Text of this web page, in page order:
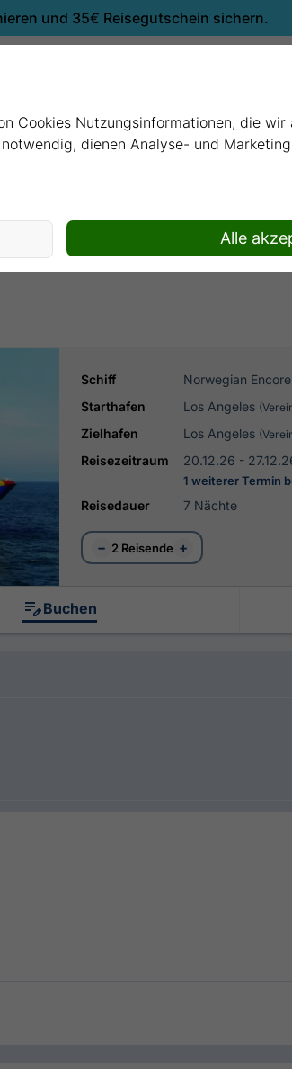
und 35€ Reisegutschein sichern.
mit Norwegian Encore
Schiff
Norwegian Encore
Starthafen
Los Angeles
Zielhafen Los Angeles
Reisezeitraum 20.12.26 -
1 weiterer Termin
Reisedauer 7 Nächte
− 2 Reisende +
Buchen
Cookies Nutzungsinformationen, die
dienen Analyse- und
Alle